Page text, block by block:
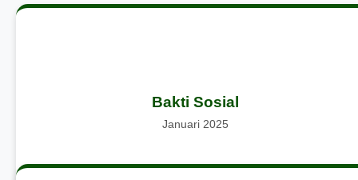
Bakti Sosial
Januari 2025
masyarakat sekitar sekolah untuk menumbuhkan
kepedulian dan empati siswa terhadap lingkungan